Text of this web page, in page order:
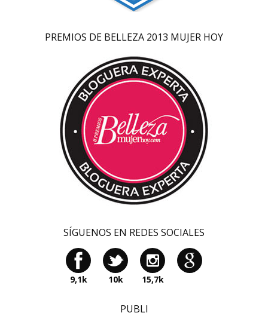
PREMIOS DE BELLEZA 2013 MUJER HOY
SÍGUENOS EN REDES SOCIALES
9,1k 10k 15,7k
PUBLI